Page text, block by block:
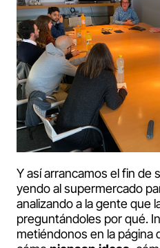
Y así arrancamos el fin de
yendo al supermercado
analizando a la gente que
preguntándoles por qué.
metiéndonos en la página